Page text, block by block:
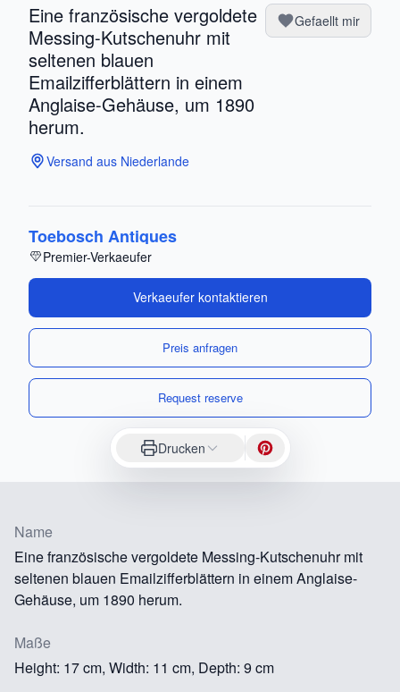
Eine französische vergoldete
Messing-Kutschenuhr mit
seltenen blauen
Emailzifferblättern in einem
Anglaise-Gehäuse, um 1890
herum.
Gefaellt mir
Versand aus Niederlande
Toebosch Antiques
Premier-Verkaeufer
Verkaeufer kontaktieren
Preis anfragen
Request reserve
Drucken
Name
Eine französische vergoldete Messing-Kutschenuhr mit
seltenen blauen Emailzifferblättern in einem Anglaise-
Gehäuse, um 1890 herum.
Maße
Height: 17 cm, Width: 11 cm, Depth: 9 cm